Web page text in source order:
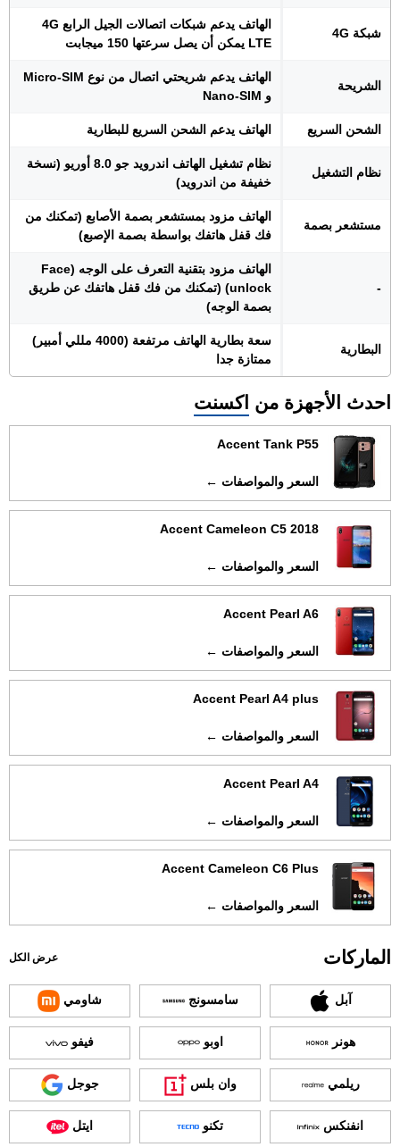
شبكة 4G
الهاتف يدعم شبكات اتصالات الجيل الرابع 4G
LTE يمكن أن يصل سرعتها 150 ميجابت
الشريحة
الهاتف يدعم شريحتي اتصال من نوع Micro-SIM
و Nano-SIM
الشحن السريع الهاتف يدعم الشحن السريع للبطارية
نظام التشغيل
نظام تشغيل الهاتف اندرويد جو 8.0 أوريو (نسخة
خفيفة من اندرويد)
مستشعر بصمة
الهاتف مزود بمستشعر بصمة الأصابع (تمكنك من
فك قفل هاتفك بواسطة بصمة الإصبع)
-
الهاتف مزود بتقنية التعرف على الوجه (Face
unlock) (تمكنك من فك قفل هاتفك عن طريق
بصمة الوجه)
البطارية
سعة بطارية الهاتف مرتفعة (4000 مللي أمبير)
ممتازة جدا
احدث الأجهزة من اكسنت
Accent Tank P55
السعر والمواصفات ←
Accent Cameleon C5 2018
السعر والمواصفات ←
Accent Pearl A6
السعر والمواصفات ←
Accent Pearl A4 plus
السعر والمواصفات ←
Accent Pearl A4
السعر والمواصفات ←
Accent Cameleon C6 Plus
السعر والمواصفات ←
الماركات عرض الكل
آبل سامسونج شاومي
هونر اوبو فيفو
ريلمي وان بلس جوجل
انفنكس تكنو ايتل